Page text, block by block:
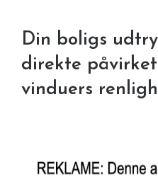
Din boligs
direkte
vinduers